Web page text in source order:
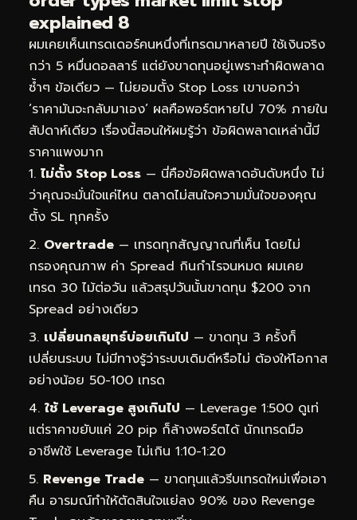
explained 8
ผมเคยเห็นเทรดเดอร์คนหนึ่งที่เทรดมาหลายปี ใช้เงินจริง
กว่า 5 หมื่นดอลลาร์ แต่ยังขาดทุนอยู่เพราะทำผิดพลาด
ซ้ำๆ ข้อเดียว — ไม่ยอมตั้ง Stop Loss เขาบอกว่า
‘ราคามันจะกลับมาเอง’ ผลคือพอร์ตหายไป 70% ภายใน
สัปดาห์เดียว เรื่องนี้สอนให้ผมรู้ว่า ข้อผิดพลาดเหล่านี้มี
ราคาแพงมาก
ไม่ตั้ง Stop Loss — นี่คือข้อผิดพลาดอันดับหนึ่ง ไม่
ว่าคุณจะมั่นใจแค่ไหน ตลาดไม่สนใจความมั่นใจของคุณ
ตั้ง SL ทุกครั้ง
Overtrade — เทรดทุกสัญญาณที่เห็น โดยไม่
กรองคุณภาพ ค่า Spread กินกำไรจนหมด ผมเคย
เทรด 30 ไม้ต่อวัน แล้วสรุปวันนั้นขาดทุน $200 จาก
Spread อย่างเดียว
เปลี่ยนกลยุทธ์บ่อยเกินไป — ขาดทุน 3 ครั้งก็
เปลี่ยนระบบ ไม่มีทางรู้ว่าระบบเดิมดีหรือไม่ ต้องให้โอกาส
อย่างน้อย 50-100 เทรด
ใช้ Leverage สูงเกินไป — Leverage 1:500 ดูเท่
แต่ราคาขยับแค่ 20 pip ก็ล้างพอร์ตได้ นักเทรดมือ
อาชีพใช้ Leverage ไม่เกิน 1:10-1:20
Revenge Trade — ขาดทุนแล้วรีบเทรดใหม่เพื่อเอา
คืน อารมณ์ทำให้ตัดสินใจแย่ลง 90% ของ Revenge